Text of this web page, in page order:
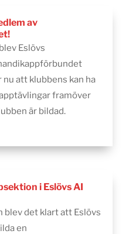
av
Eslövs
att klubbens kan ha
framöver
är bildad.
i Eslövs AI
blev det klart att Eslövs
en